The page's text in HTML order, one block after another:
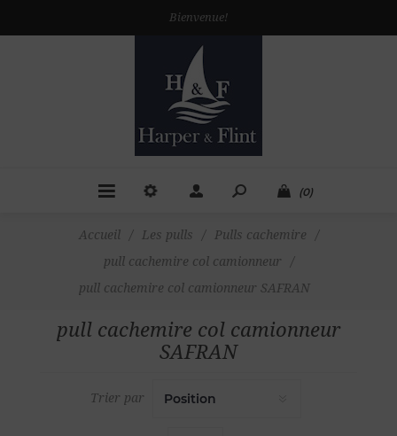
Bienvenue!
(0)
Accueil / Les pulls / Pulls cachemire
/
pull cachemire col camionneur
/
pull cachemire col camionneur SAFRAN
pull cachemire col camionneur
SAFRAN
Trier par